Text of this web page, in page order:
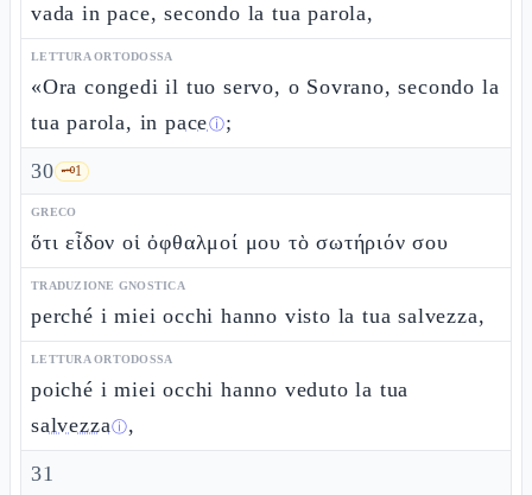
vada in pace, secondo la tua parola,
LETTURA ORTODOSSA
«Ora congedi il tuo servo, o Sovrano, secondo la
tua parola, inpaceⓘ;
30 🗝️1
GRECO
ὅτι εἶδον οἱ ὀφθαλμοί μου τὸ σωτήριόν σου
TRADUZIONE GNOSTICA
perché i miei occhi hanno visto la tua salvezza,
LETTURA ORTODOSSA
poiché i miei occhi hanno veduto la tua
salvezzaⓘ,
31